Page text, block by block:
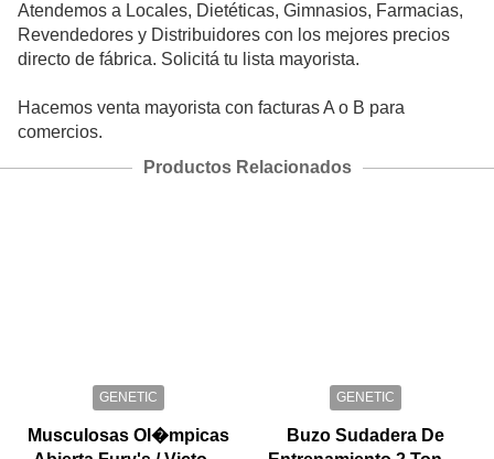
Atendemos a Locales, Dietéticas, Gimnasios, Farmacias,
Revendedores y Distribuidores con los mejores precios
directo de fábrica. Solicitá tu lista mayorista.
Hacemos venta mayorista con facturas A o B para
comercios.
Productos Relacionados
GENETIC
Musculosas Ol�mpicas
GENETIC
Buzo Sudadera De